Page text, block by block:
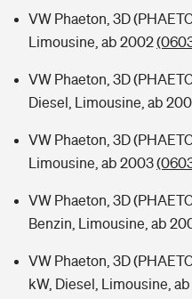
Kinderunfall-Check: Mehr
Typklassen: So ist Ihr Auto
VW Phaeton, 3D
Limousine, ab 2002
VW Phaeton, 3D
Diesel, Limousine, ab
VW Phaeton, 3D
Limousine, ab 2003
VW Phaeton, 3D
Benzin, Limousine, ab
VW Phaeton, 3D
kW, Diesel, Limousine,